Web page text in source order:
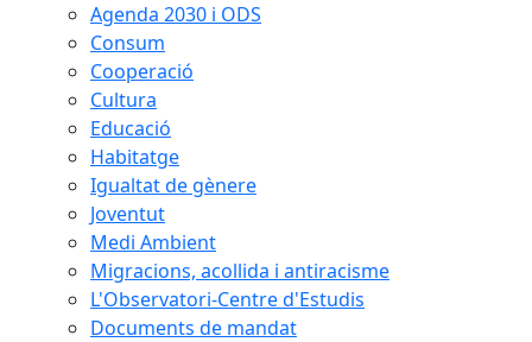
Agenda 2030 i ODS
Consum
Cooperació
Cultura
Educació
Habitatge
Igualtat de gènere
Joventut
Medi Ambient
Migracions, acollida i antiracisme
L'Observatori-Centre d'Estudis
Documents de mandat